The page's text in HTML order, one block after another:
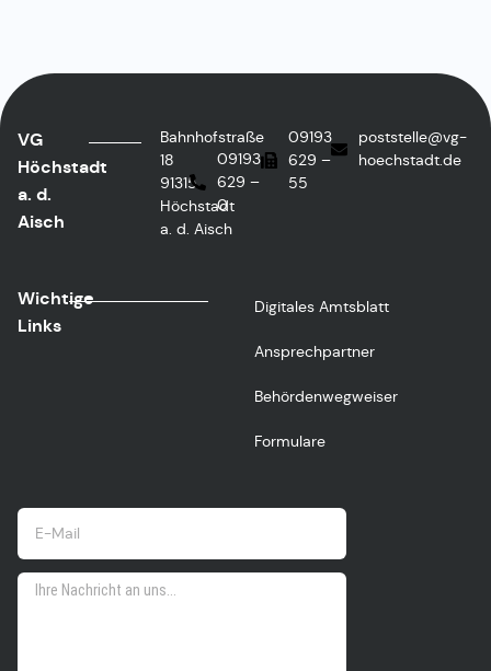
VG
Höchstadt
a. d.
Aisch
Bahnhofstraße
18
91315
Höchstadt
a. d. Aisch
09193
629 –
0
09193
629 –
55
poststelle@vg-
hoechstadt.de
Wichtige
Links
Digitales Amtsblatt
Ansprechpartner
Behördenwegweiser
Formulare